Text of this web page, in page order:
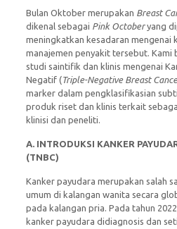
Bulan Oktober merupakan Breast
dikenal sebagai Pink Octoberyang
meningkatkan kesadaran mengenai
manajemen penyakit tersebut. Kami
studi saintifik dan klinis mengenai
Negatif (Triple-Negative Breast
marker dalam pengklasifikasian
produk riset dan klinis terkait
klinisi dan peneliti.
A. INTRODUKSI KANKER
(TNBC)
Kanker payudara merupakan salah
umum di kalangan wanita secara
pada kalangan pria. Pada tahun
kanker payudara didiagnosis dan